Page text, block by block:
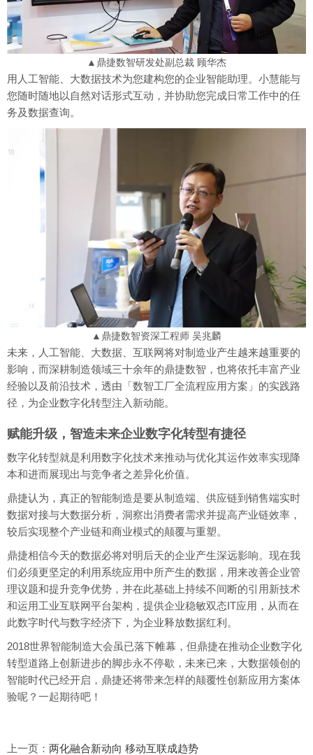
▲鼎捷数智研发处副总裁 顾华杰
用人工智能、大数据技术为您建构您的企业智能助理。小慧能与
您随时随地以自然对话形式互动，并协助您完成日常工作中的任
务及数据查询。
▲鼎捷数智资深工程师 吴兆麟
未来，人工智能、大数据、互联网将对制造业产生越来越重要的
影响，而深耕制造领域三十余年的鼎捷数智，也将依托丰富产业
经验以及前沿技术，透由「数智工厂全流程应用方案」的实践路
径，为企业数字化转型注入新动能。
赋能升级，智造未来企业数字化转型有捷径
数字化转型就是利用数字化技术来推动与优化其运作效率实现降
本和进而展现出与竞争者之差异化价值。
鼎捷认为，真正的智能制造是要从制造端、供应链到销售端实时
数据对接与大数据分析，洞察出消费者需求并提高产业链效率，
较后实现整个产业链和商业模式的颠覆与重塑。
鼎捷相信今天的数据必将对明后天的企业产生深远影响。现在我
们必须更坚定的利用系统应用中所产生的数据，用来改善企业管
理议题和提升竞争优势，并在此基础上持续不间断的引用新技术
和运用工业互联网平台架构，提供企业稳敏双态IT应用，从而在
此数字时代与数字经济下，为企业释放数据红利。
2018世界智能制造大会虽已落下帷幕，但鼎捷在推动企业数字化
转型道路上创新进步的脚步永不停歇，未来已来，大数据领创的
智能时代已经开启，鼎捷还将带来怎样的颠覆性创新应用方案体
验呢？一起期待吧！
上一页： 两化融合新动向 移动互联成趋势